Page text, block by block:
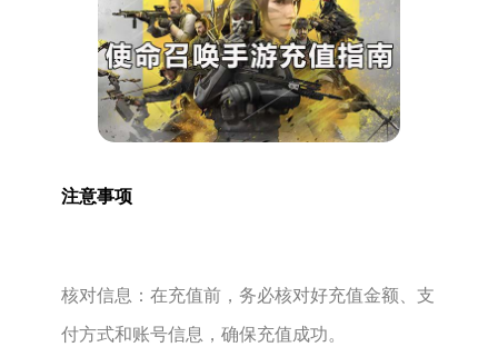
注意事项
‌核对信息‌：在充值前，务必核对好充值金额、支
付方式和账号信息，确保充值成功。